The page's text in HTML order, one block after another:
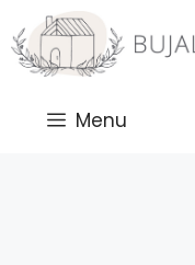
Saltar
al
contenido
Menu